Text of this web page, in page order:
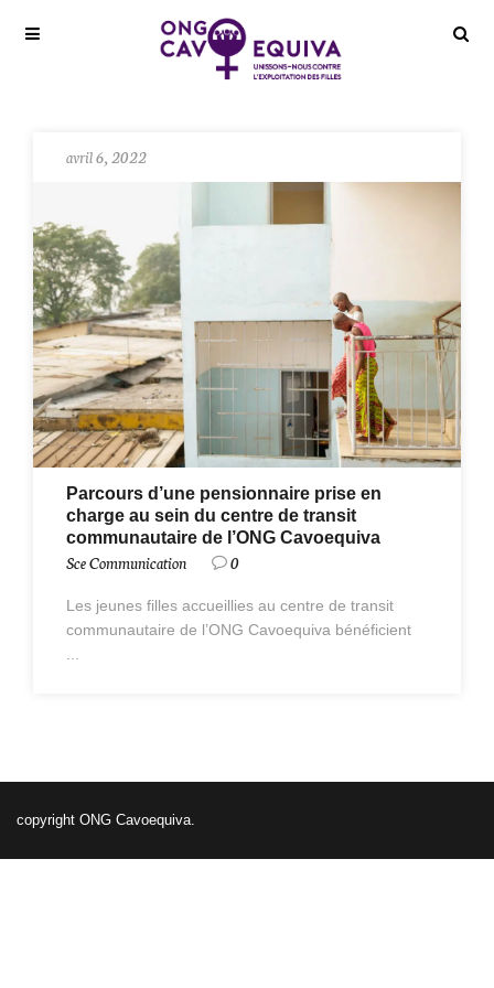
avril 6, 2022
Parcours d’une pensionnaire prise en
charge au sein du centre de transit
communautaire de l’ONG Cavoequiva
Sce Communication 0
Les jeunes filles accueillies au centre de transit
communautaire de l’ONG Cavoequiva bénéficient
copyright ONG Cavoequiva.